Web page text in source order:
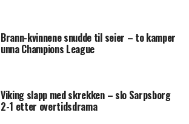
Brann-kvinnene snudde til seier – to kamper
unna Champions League
Viking slapp med skrekken – slo Sarpsborg
2-1 etter overtidsdrama